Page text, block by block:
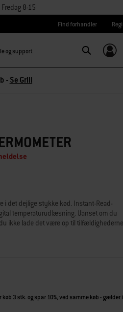
8-15
Find forhandler
og support
Log ind/
tilmeld
- Se Grill
i det dejlige stykke kød. Instant-Read-
temperaturudlæsning. Uanset om du
ikke lade det være op til
køb 3 stk. og spar 10%, ved samme køb - gælder